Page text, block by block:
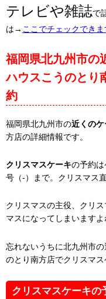
テレビや雑誌で
は→ ここでチェックできま
福岡県北九州市の
ハウスこうのとり
約
福岡県北九州市の近くの
方店の詳細情報です。
クリスマスケーキの予約
号（-）まで。クリスマス
クリスマスの主役、クリ
マスになってしまいますよ
忘れないうちに北九州市
のとり南方店でクリスマス
クリスマスケーキの